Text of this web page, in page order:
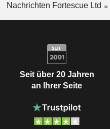
Nachrichten Fortescue Ltd
Seit über 20 Jahren
an Ihrer Seite